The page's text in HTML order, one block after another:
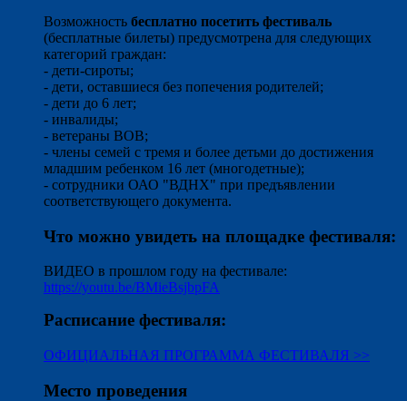
Возможность бесплатно посетить фестиваль
(бесплатные билеты) предусмотрена для следующих
категорий граждан:
- дети-сироты;
- дети, оставшиеся без попечения родителей;
- дети до 6 лет;
- инвалиды;
- ветераны ВОВ;
- члены семей с тремя и более детьми до достижения
младшим ребенком 16 лет (многодетные);
- сотрудники ОАО "ВДНХ" при предъявлении
соответствующего документа.
Что можно увидеть на площадке фестиваля:
ВИДЕО в прошлом году на фестивале:
https://youtu.be/BMieBsjbpFA
Расписание фестиваля:
ОФИЦИАЛЬНАЯ ПРОГРАММА ФЕСТИВАЛЯ >>
Место проведения